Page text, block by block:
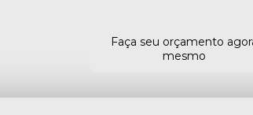
Faça seu orçamento
mesmo